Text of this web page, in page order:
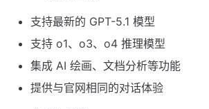
支持最新的 GPT-5.1 模型
支持 o1、o3、o4 推理模型
集成 AI 绘画、文档分析等功能
提供与官网相同的对话体验